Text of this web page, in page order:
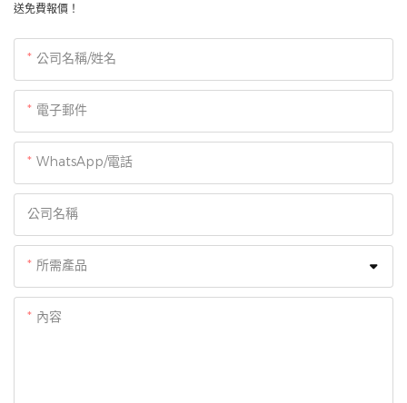
送免費報價！
公司名稱/姓名
電子郵件
WhatsApp/電話
公司名稱
所需產品
內容